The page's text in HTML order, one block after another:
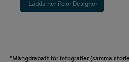
Ladda ner ifolor Designer
*Mängdrabatt för fotografier (samma